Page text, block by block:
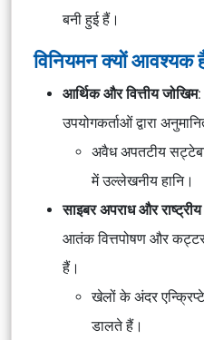
बनी हुई हैं।
विनियमन क्यों आवश्यक
आर्थिक और वित्तीय जोखिम:
उपयोगकर्ताओं द्वारा
अवैध अपतटीय
में उल्लेखनीय हानि।
साइबर अपराध और राष्ट्रीय
आतंक वित्तपोषण और
हैं।
खेलों के अंदर
डालते हैं।